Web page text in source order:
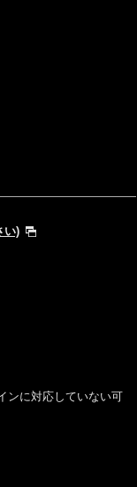
い)
ンに対応していない可